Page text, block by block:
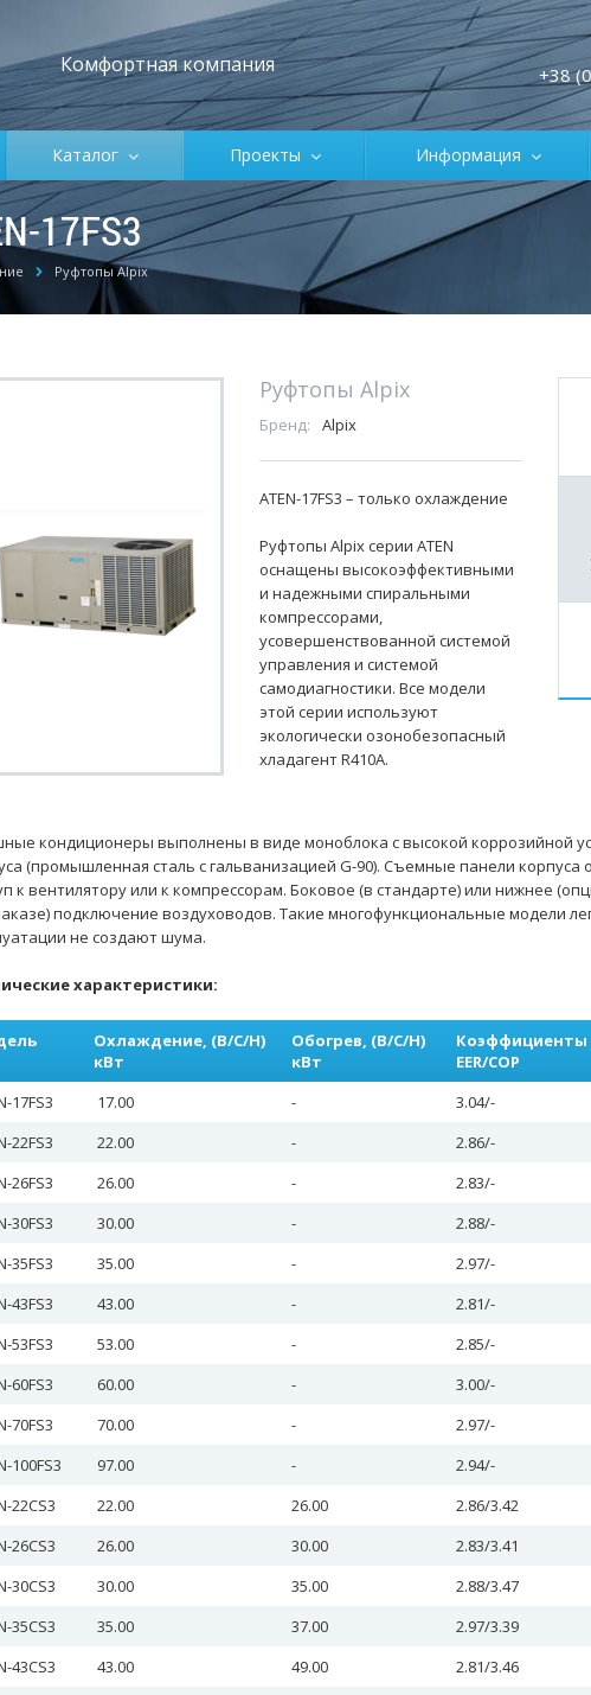
Комфортная компания +38
Каталог Проекты Информация
17FS3
Руфтопы Alpix
Руфтопы Alpix
Бренд: Alpix
ATEN-17FS3 – только охлаждение
Руфтопы Alpix серии ATEN
оснащены высокоэффективными
и надежными спиральными
компрессорами,
усовершенствованной системой
управления и системой
самодиагностики. Все модели
этой серии используют
экологически озонобезопасный
хладагент R410A.
кондиционеры выполнены в виде моноблока с высокой коррозийной
(промышленная сталь с гальванизацией G-90). Съемные панели
к вентилятору или к компрессорам. Боковое (в стандарте) или нижнее
подключение воздуховодов. Такие многофункциональные модели
не создают шума.
характеристики:
Охлаждение, (В/С/Н)
кВт
Обогрев, (В/С/Н)
кВт
Коэффициенты
EER/COP
17FS3
17.00 - 3.04/-
22FS3
22.00 - 2.86/-
26FS3
26.00 - 2.83/-
30FS3
30.00 - 2.88/-
35FS3
35.00 - 2.97/-
43FS3
43.00 - 2.81/-
53FS3
53.00 - 2.85/-
60FS3
60.00 - 3.00/-
70FS3
70.00 - 2.97/-
100FS3
97.00 - 2.94/-
22CS3
22.00 26.00 2.86/3.42
26CS3
26.00 30.00 2.83/3.41
30CS3
30.00 35.00 2.88/3.47
35CS3
35.00 37.00 2.97/3.39
43CS3
43.00 49.00 2.81/3.46